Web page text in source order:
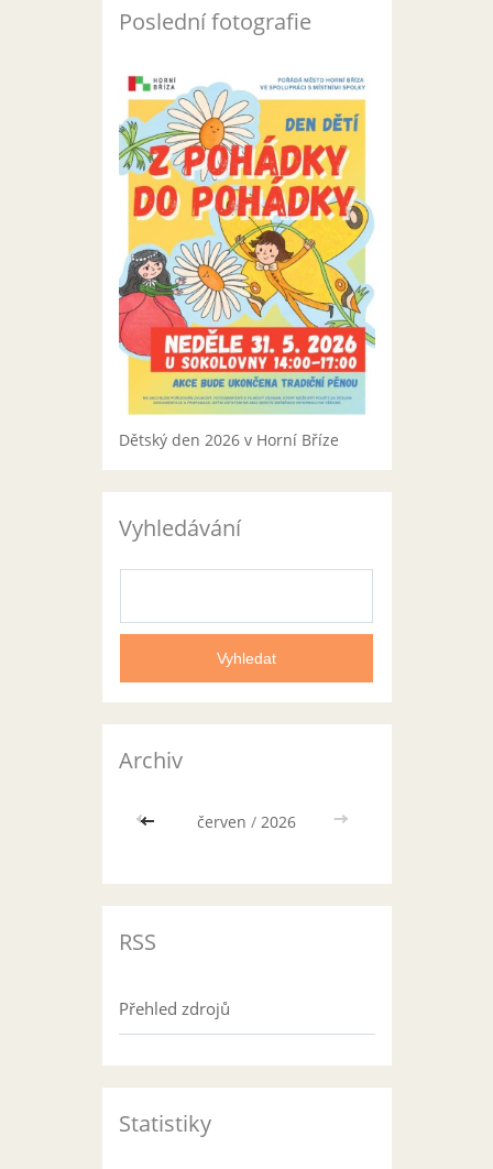
Poslední fotografie
Dětský den 2026 v Horní Bříze
Vyhledávání
Archiv
<< červen / 2026 >>
RSS
Přehled zdrojů
Statistiky